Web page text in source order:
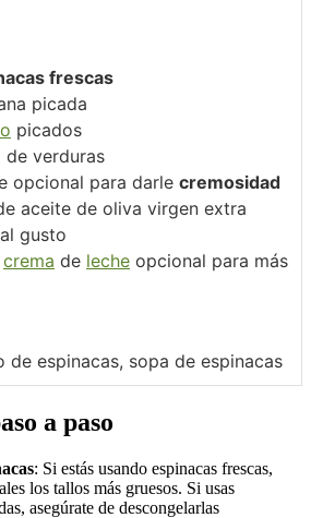
frescas
picada
picados
verduras
opcional para darle cremosidad
aceite de oliva virgen extra
gusto
crema de leche opcional para más
de espinacas, sopa de espinacas
a paso
: Si estás usando espinacas frescas,
los tallos más gruesos. Si usas
asegúrate de descongelarlas